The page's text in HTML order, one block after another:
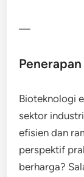
—
Bioteknologi
sektor
efisien dan
perspektif
berharga?